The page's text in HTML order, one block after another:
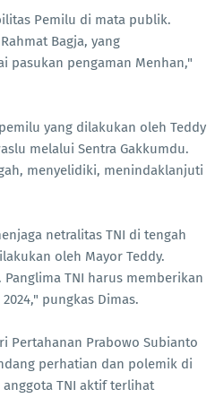
Pemilu di mata publik.
Bagja, yang
pasukan pengaman Menhan,"
yang dilakukan oleh Teddy
melalui Sentra Gakkumdu.
menyelidiki, menindaklanjuti
netralitas TNI di tengah
oleh Mayor Teddy.
TNI harus memberikan
pungkas Dimas.
Pertahanan Prabowo Subianto
perhatian dan polemik di
anggota TNI aktif terlihat